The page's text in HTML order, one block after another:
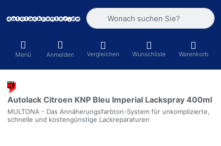
Geben Sie einen Suchbegriff ein.
Menü Anmelden Vergleichen Wunschliste Warenkorb
Autolack Citroen KNP Bleu Imperial Lackspray 400ml
MULTONA - Das Annäherungsfarbton-System für unkomplizierte,
schnelle und kostengünstige Lackreparaturen